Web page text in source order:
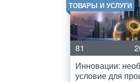
ТОВАРЫ И УСЛУГИ
81
Инновации:
условие для